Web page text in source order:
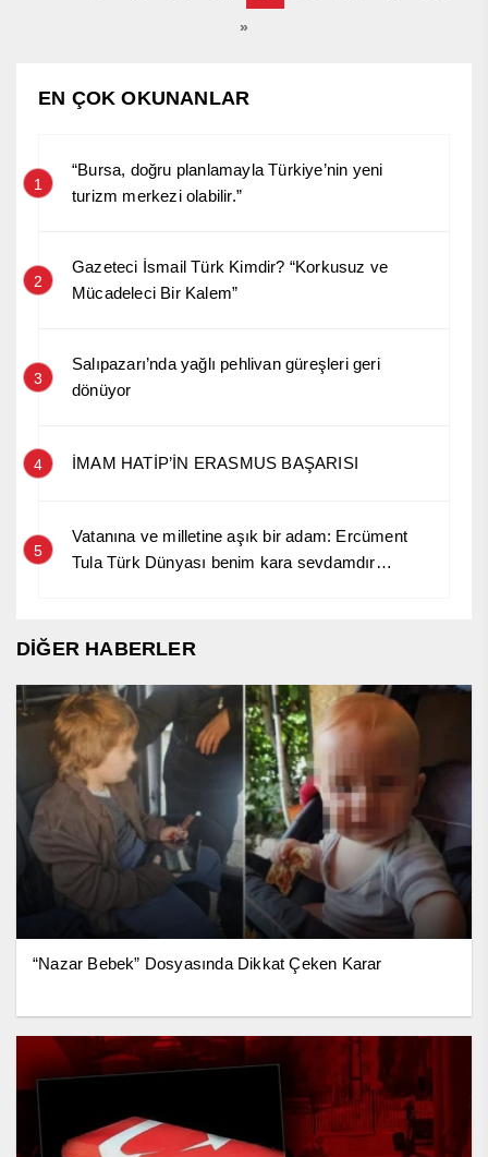
»
EN ÇOK OKUNANLAR
1
“Bursa, doğru planlamayla Türkiye’nin yeni
turizm merkezi olabilir.”
2
Gazeteci İsmail Türk Kimdir? “Korkusuz ve
Mücadeleci Bir Kalem”
3
Salıpazarı’nda yağlı pehlivan güreşleri geri
dönüyor
4 İMAM HATİP’İN ERASMUS BAŞARISI
5
Vatanına ve milletine aşık bir adam: Ercüment
Tula Türk Dünyası benim kara sevdamdır…
DİĞER HABERLER
“Nazar Bebek” Dosyasında Dikkat Çeken Karar